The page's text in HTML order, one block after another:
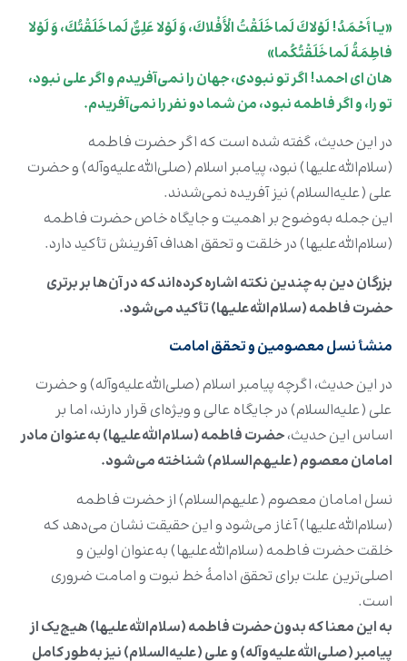
«يـا أَحْمَدُ! لَوْلاكَ لَما خَلَقْتُ الْأَفْلاكَ، وَ لَوْلا عَلِىٌّ لَما خَلَقْتُكَ، وَ لَوْلا
فاطِمَةُ لَما خَلَقْتُكُما»
هان اى احمد! اگر تو نبودى، جهان را نمى‌آفريدم و اگر على نبود،
تو را، و اگر فاطمه نبود، من شما دو نفر را نمى‌آفريدم.
در این حدیث، گفته شده است که اگر حضرت فاطمه
(سلام‌الله‌علیها) نبود، پیامبر اسلام (صلی‌الله‌علیه‌وآله) و حضرت
علی (علیه‌السلام) نیز آفریده نمی‌شدند.
این جمله به‌وضوح بر اهمیت و جایگاه خاص حضرت فاطمه
(سلام‌الله‌علیها) در خلقت و تحقق اهداف آفرینش تأکید دارد.
بزرگان دین به چندین نکته اشاره کرده‌اند که در آن‌ها بر برتری
حضرت فاطمه (سلام‌الله‌علیها) تأکید می‌شود.
منشأ نسل معصومین و تحقق امامت
در این حدیث، اگرچه پیامبر اسلام (صلی‌الله‌علیه‌وآله) و حضرت
علی (علیه‌السلام) در جایگاه عالی و ویژه‌ای قرار دارند، اما بر
اساس این حدیث،حضرت فاطمه (سلام‌الله‌علیها) به‌‌عنوان مادر
امامان معصوم (علیهم‌السلام) شناخته می‌شود.
نسل امامان معصوم (علیهم‌السلام) از حضرت فاطمه
(سلام‌الله‌علیها) آغاز می‌شود و این حقیقت نشان می‌دهد که
خلقت حضرت فاطمه (سلام‌الله‌علیها) به‌عنوان اولین و
اصلی‌ترین علت برای تحقق ادامۀ خط نبوت و امامت ضروری
است.
به این معنا که بدون حضرت فاطمه (سلام‌الله‌علیها) هیچ‌یک از
پیامبر (صلی‌الله‌علیه‌وآله) و علی (علیه‌السلام) نیز به‌طور کامل